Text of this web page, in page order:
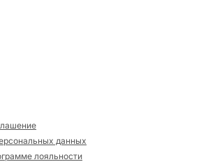
данных
лояльности